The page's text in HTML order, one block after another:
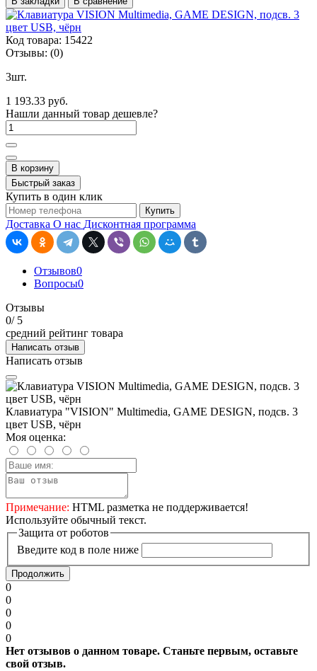
Код товара: 15422
Отзывы: (0)
3шт.
1 193.33 руб.
Нашли данный товар дешевле?
В корзину
Быстрый заказ
Купить в один клик
Купить
Доставка О нас Дисконтная программа
Отзывов0
Вопросы0
Отзывы
0/ 5
средний рейтинг товара
Написать отзыв
Написать отзыв
Клавиатура "VISION" Multimedia, GAME DESIGN, подсв. 3
цвет USB, чёрн
Моя оценка:
Примечание: HTML разметка не поддерживается!
Используйте обычный текст.
Защита от роботов
Введите код в поле ниже
Продолжить
0
0
0
0
0
Нет отзывов о данном товаре. Станьте первым, оставьте
свой отзыв.